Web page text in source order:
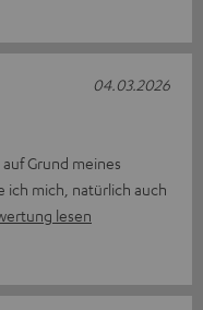
Grund meines
ich mich, natürlich auch
lesen
04.03.2026